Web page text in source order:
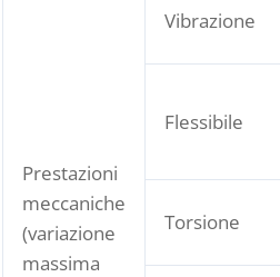
Prestazioni
meccaniche
(variazione
massima
Vibrazione
Flessibile
Torsione